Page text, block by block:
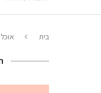
בית